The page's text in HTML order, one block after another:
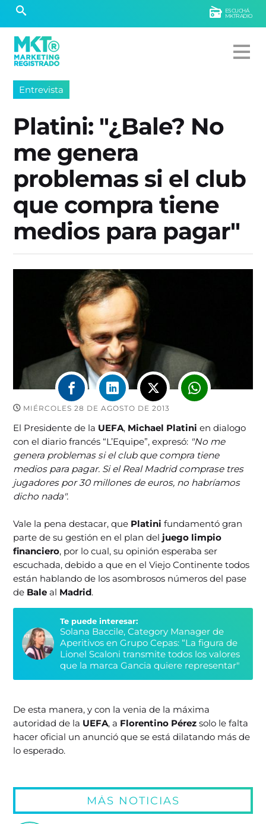
ESCUCHÁ
MKTRADIO
Entrevista
Platini: "¿Bale? No
me genera
problemas si el club
que compra tiene
medios para pagar"
MIÉRCOLES 28 DE AGOSTO DE 2013
El Presidente de la UEFA, Michael Platinien dialogo
con el diario francés “L’Equipe”, expresó: "No me
genera problemas si el club que compra tiene
medios para pagar. Si el Real Madrid comprase tres
jugadores por 30 millones de euros, no habríamos
dicho nada".
Vale la pena destacar, que Platinifundamentó gran
parte de su gestión en el plan del juego limpio
financiero, por lo cual, su opinión esperaba ser
escuchada, debido a que en el Viejo Continente todos
están hablando de los asombrosos números del pase
de Baleal Madrid.
Te puede interesar:
Solana Baccile, Category Manager de
Aperitivos en Grupo Cepas: “La figura de
Lionel Scaloni transmite todos los valores
que la marca Gancia quiere representar"
De esta manera, y con la venia de la máxima
autoridad de la UEFA, a Florentino Pérez solo le falta
hacer oficial un anunció que se está dilatando más de
lo esperado.
MÁS NOTICIAS